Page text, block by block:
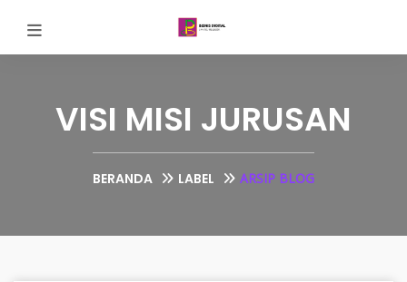
VISI MISI JURUSAN
BERANDA LABEL ARSIP BLOG